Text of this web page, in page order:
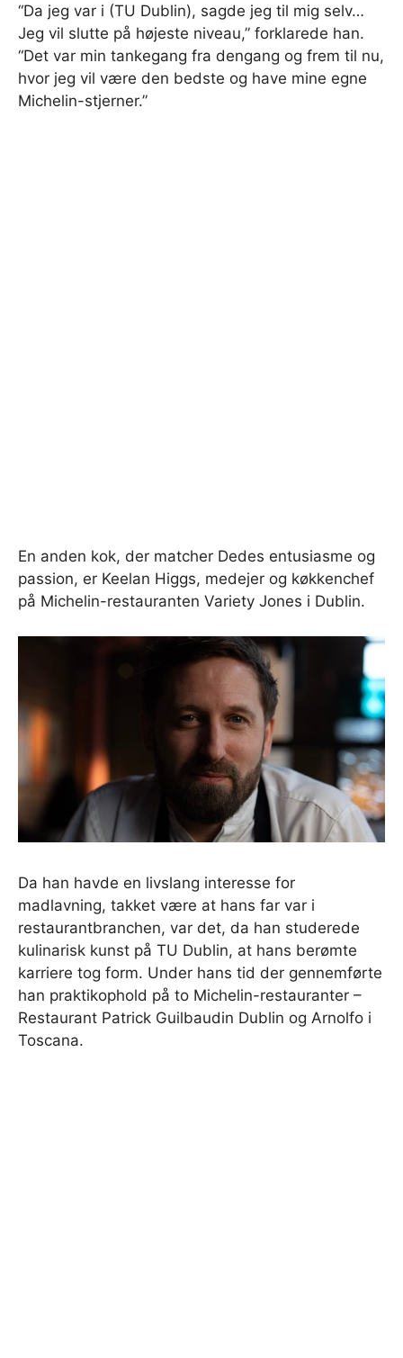
“Da jeg var i (TU Dublin), sagde jeg til mig selv…
Jeg vil slutte på højeste niveau,” forklarede han.
“Det var min tankegang fra dengang og frem til nu,
hvor jeg vil være den bedste og have mine egne
Michelin-stjerner.”
En anden kok, der matcher Dedes entusiasme og
passion, er Keelan Higgs, medejer og køkkenchef
på Michelin-restauranten Variety Jones i Dublin.
Da han havde en livslang interesse for
madlavning, takket være at hans far var i
restaurantbranchen, var det, da han studerede
kulinarisk kunst på TU Dublin, at hans berømte
karriere tog form. Under hans tid der gennemførte
han praktikophold på to Michelin-restauranter –
Restaurant Patrick Guilbaudin Dublin og Arnolfo i
Toscana.